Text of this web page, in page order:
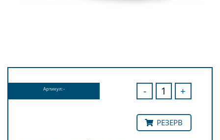
Артикул: - - +
РЕЗЕРВ